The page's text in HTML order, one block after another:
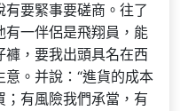
要緊事要磋商。往了
有一伴侶是飛翔員，能
，要我出頭具名在西
。并說：“進貨的成本
有風險我們承當，有